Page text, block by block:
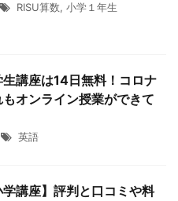
RISU算数, 小学１年生
講座は14日無料！コロナ
オンライン授業ができて
英語
学講座】評判と口コミや料